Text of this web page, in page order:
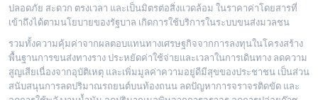
ปลอดภัย สะดวก ตรงเวลา และเป็นมิตรต่อสิ่งแวดล้อม ในราคาค่าโดยสารที่
เข้าถึงได้ตามนโยบายของรัฐบาล เกิดการใช้บริการในระบบขนส่งมวลชน
รวมทั้งความคุ้มค่าจากผลตอบแทนทางเศรษฐกิจจากการลงทุนในโครงสร้าง
พื้นฐานการขนส่งทางราง ประหยัดค่าใช้จ่ายและเวลาในการเดินทาง ลดความ
สูญเสียเนื่องจากอุบัติเหตุ และเพิ่มมูลค่าความอยู่ดีมีสุขของประชาชน เป็นส่วน
สนับสนุนการลดปริมาณรถยนต์บนท้องถนน ลดปัญหาการจราจรติดขัด และ